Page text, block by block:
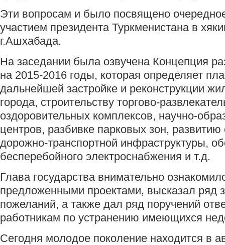
Эти вопросам и было посвящено
участием президента Туркменистана в
г.Ашхабада.
На заседании была озвучена Концепция
на 2015-2016 годы, которая определяет
дальнейшей застройке и реконструкции
города, строительству торгово-
оздоровительных комплексов, научно-
центров, разбивке парковых зон,
дорожно-транспортной инфраструктуры,
бесперебойного электроснабжения и т.д.
Глава государства внимательно
предложенными проектами, высказал ряд
пожеланий, а также дал ряд поручений
работникам по устранению имеющихся
Сегодня молодое поколение находится в